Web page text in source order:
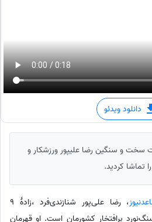
دانلود ویدئو
سخت و سنگین رضا علیپور ورزشکار و
تماشا کردید.
، رضا علی‌پور شنازندی‌فرد ،زادهٔ 9
شنازند، سنگ‌نورد پرافتخار کشورمان است. او قهرمان